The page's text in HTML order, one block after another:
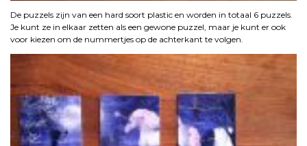
De puzzels zijn van een hard soort plastic en worden in totaal 6 puzzels.
Je kunt ze in elkaar zetten als een gewone puzzel, maar je kunt er ook
voor kiezen om de nummertjes op de achterkant te volgen.